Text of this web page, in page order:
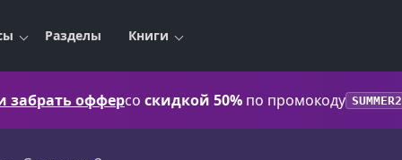
Разделы Книги
забрать офферсо скидкой 50% по промокоду